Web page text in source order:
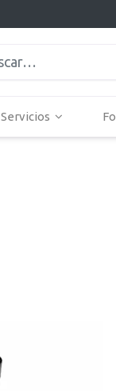
Servicios